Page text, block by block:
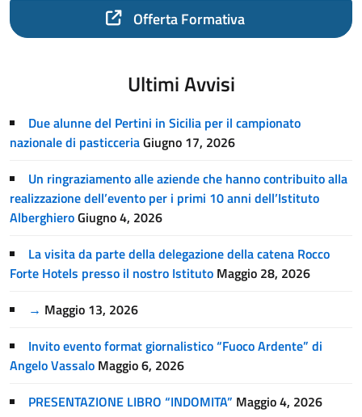
Offerta Formativa
Ultimi Avvisi
Due alunne del Pertini in Sicilia per il campionato
nazionale di pasticceriaGiugno 17, 2026
Un ringraziamento alle aziende che hanno contribuito alla
realizzazione dell’evento per i primi 10 anni dell’Istituto
AlberghieroGiugno 4, 2026
La visita da parte della delegazione della catena Rocco
Forte Hotels presso il nostro Istituto Maggio 28, 2026
→ Maggio 13, 2026
Invito evento format giornalistico “Fuoco Ardente” di
Angelo Vassalo Maggio 6, 2026
PRESENTAZIONE LIBRO “INDOMITA” Maggio 4, 2026